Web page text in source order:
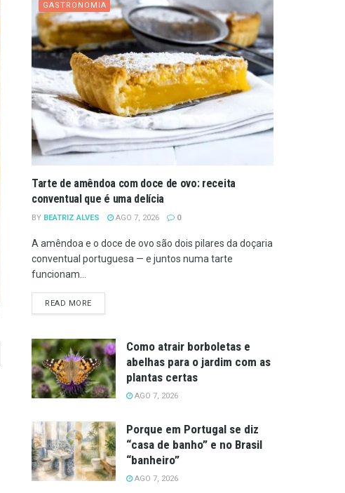
GASTRONOMIA
Tarte de amêndoa com doce de ovo: receita
conventual que é uma delícia
BY BEATRIZ ALVES AGO 7, 2026 0
A amêndoa e o doce de ovo são dois pilares da doçaria
conventual portuguesa — e juntos numa tarte
funcionam...
READ MOREDETAILS
Como atrair borboletas e
abelhas para o jardim com as
plantas certas
AGO 7, 2026
Porque em Portugal se diz
“casa de banho” e no Brasil
“banheiro”
AGO 7, 2026